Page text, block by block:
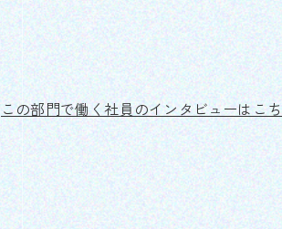
この部門で働く社員のインタビューはこ